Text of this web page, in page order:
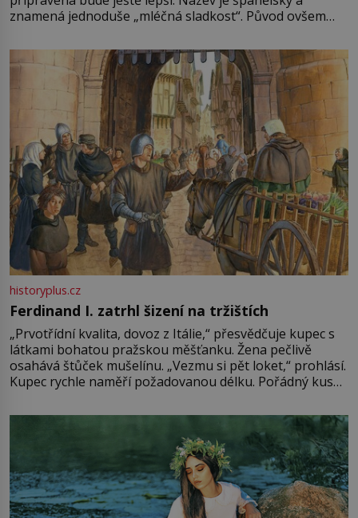
znamená jednoduše „mléčná sladkost“. Původ ovšem
pře hned několik latinskoamerických zemí a k tomu
Francie, kde se traduje,
historyplus.cz
Ferdinand I. zatrhl šizení na tržištích
„Prvotřídní kvalita, dovoz z Itálie,“ přesvědčuje kupec s
látkami bohatou pražskou měšťanku. Žena pečlivě
osahává štůček mušelínu. „Vezmu si pět loket,“ prohlásí.
Kupec rychle naměří požadovanou délku. Pořádný kus
milostpaní. Stačí jenom na sukni,“ zhodnotí švadlena
množství růžového mušelínu. „Ošidili vás, podívejte.“